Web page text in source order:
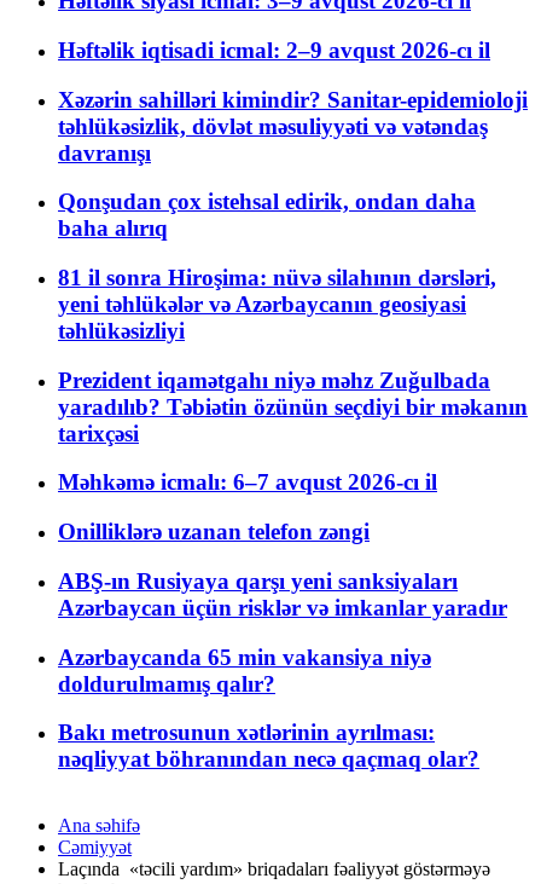
Həftəlik iqtisadi icmal: 2–9 avqust 2026-cı il
Xəzərin sahilləri kimindir? Sanitar-epidemioloji
təhlükəsizlik, dövlət məsuliyyəti və vətəndaş
davranışı
Qonşudan çox istehsal edirik, ondan daha
baha alırıq
81 il sonra Hiroşima: nüvə silahının dərsləri,
yeni təhlükələr və Azərbaycanın geosiyasi
təhlükəsizliyi
Prezident iqamətgahı niyə məhz Zuğulbada
yaradılıb? Təbiətin özünün seçdiyi bir məkanın
tarixçəsi
Məhkəmə icmalı: 6–7 avqust 2026-cı il
Onilliklərə uzanan telefon zəngi
ABŞ-ın Rusiyaya qarşı yeni sanksiyaları
Azərbaycan üçün risklər və imkanlar yaradır
Azərbaycanda 65 min vakansiya niyə
doldurulmamış qalır?
Bakı metrosunun xətlərinin ayrılması:
nəqliyyat böhranından necə qaçmaq olar?
Ana səhifə
Cəmiyyət
Laçında «təcili yardım» briqadaları fəaliyyət göstərməyə